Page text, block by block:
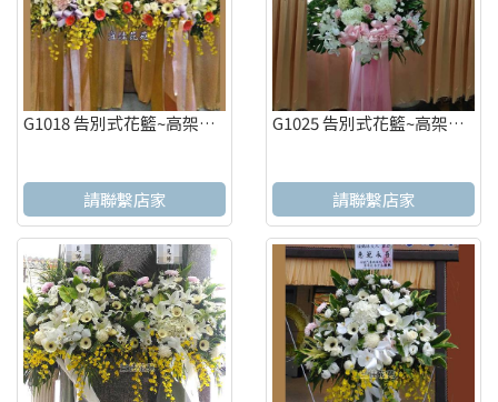
G1018 告別式花籃~高架花籃 追思高架花籃(一對)
請聯繫店家
G1025 告別式花籃~高架花籃 追思高架花籃
請聯繫店家